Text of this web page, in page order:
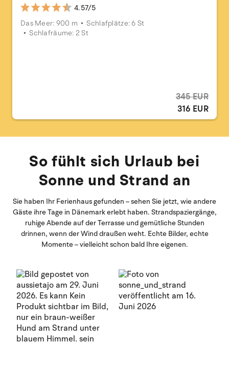
4.57/5
Das Meer: 900 m
Schlafplätze: 6 St
Schlafräume: 2 St
345 EUR
316 EUR
So fühlt sich Urlaub bei
Sonne und Strand an
Sie haben Ihr Ferienhaus gefunden – sehen Sie jetzt, wie andere
Gäste ihre Tage in Dänemark erlebt haben. Strandspaziergänge,
ruhige Abende auf der Terrasse und gemütliche Stunden
drinnen, wenn der Wind draußen weht. Echte Bilder, echte
Momente – vielleicht schon bald Ihre eigenen.